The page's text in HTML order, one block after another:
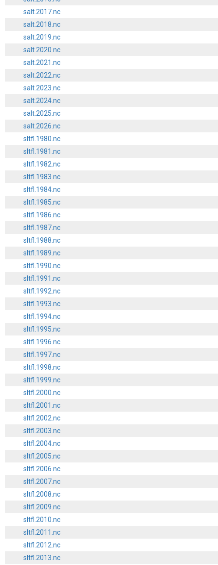
salt.2017.nc
salt.2018.nc
salt.2019.nc
salt.2020.nc
salt.2021.nc
salt.2022.nc
salt.2023.nc
salt.2024.nc
salt.2025.nc
salt.2026.nc
sltfl.1980.nc
sltfl.1981.nc
sltfl.1982.nc
sltfl.1983.nc
sltfl.1984.nc
sltfl.1985.nc
sltfl.1986.nc
sltfl.1987.nc
sltfl.1988.nc
sltfl.1989.nc
sltfl.1990.nc
sltfl.1991.nc
sltfl.1992.nc
sltfl.1993.nc
sltfl.1994.nc
sltfl.1995.nc
sltfl.1996.nc
sltfl.1997.nc
sltfl.1998.nc
sltfl.1999.nc
sltfl.2000.nc
sltfl.2001.nc
sltfl.2002.nc
sltfl.2003.nc
sltfl.2004.nc
sltfl.2005.nc
sltfl.2006.nc
sltfl.2007.nc
sltfl.2008.nc
sltfl.2009.nc
sltfl.2010.nc
sltfl.2011.nc
sltfl.2012.nc
sltfl.2013.nc